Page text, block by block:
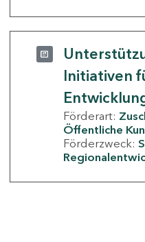
Initiativen
Förderart:
Öffentliche
Förderzweck: